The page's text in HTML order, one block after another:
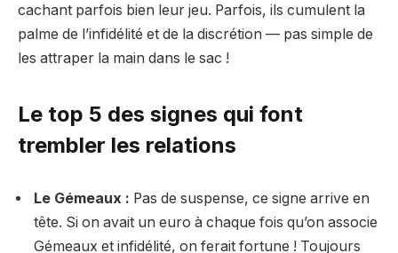
cachant parfois bien leur jeu. Parfois, ils cumulent la
palme de l’infidélité et de la discrétion — pas simple de
les attraper la main dans le sac !
Le top 5 des signes qui font
trembler les relations
Le Gémeaux : Pas de suspense, ce signe arrive en
tête. Si on avait un euro à chaque fois qu’on associe
Gémeaux et infidélité, on ferait fortune ! Toujours